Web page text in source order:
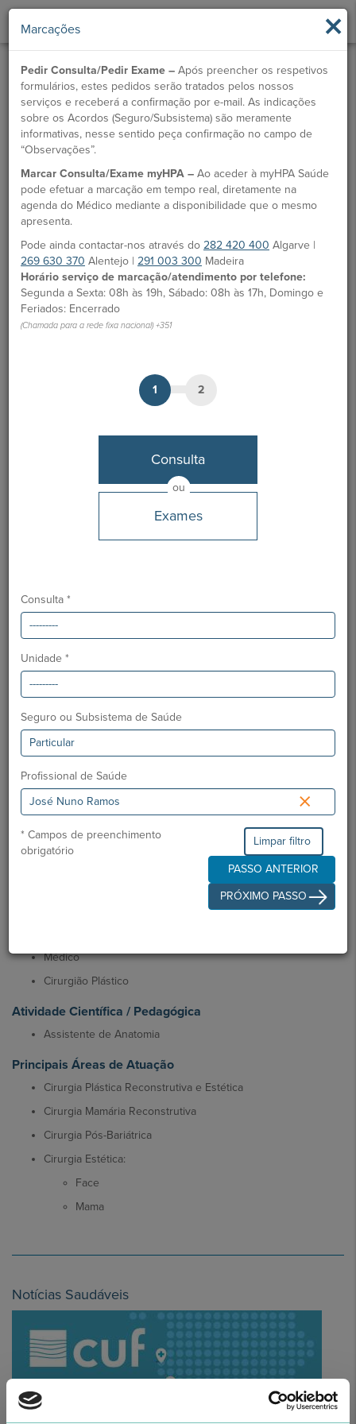
×
Marcações
Pedir Consulta/Pedir Exame – Após preencher os respetivos
formulários, estes pedidos serão tratados pelos nossos
serviços e receberá a confirmação por e-mail. As indicações
sobre os Acordos (Seguro/Subsistema) são meramente
informativas, nesse sentido peça confirmação no campo de
“Observações”.
Marcar Consulta/Exame myHPA – Ao aceder à myHPA Saúde
pode efetuar a marcação em tempo real, diretamente na
agenda do Médico mediante a disponibilidade que o mesmo
apresenta.
Pode ainda contactar-nos através do 282 420 400 Algarve |
269 630 370 Alentejo | 291 003 300 Madeira
Horário serviço de marcação/atendimento por telefone:
Segunda a Sexta: 08h às 19h, Sábado: 08h às 17h, Domingo e
Feriados: Encerrado
(Chamada para a rede fixa nacional) +351
1 2
ou
Consulta
Exames
Consulta *
Unidade *
Seguro ou Subsistema de Saúde
Profissional de Saúde
×
* Campos de preenchimento
obrigatório
Limpar filtro
PASSO ANTERIOR
PRÓXIMO PASSO
Dr. José Nuno Ramos
MARCAÇÃO
Hospital CUF Alvor
Clínica CUF S. Gonçalo - Lagos
Clínica CUF Guia - AlgarveShopping
Línguas
Português e Inglês
Julho 2015
Ordem dos Médicos:
Cirurgia Plástica, Reconstrutiva E Estética
Formação Académica
Médico
Cirurgião Plástico
Atividade Científica / Pedagógica
Assistente de Anatomia
Principais Áreas de Atuação
Cirurgia Plástica Reconstrutiva e Estética
Cirurgia Mamária Reconstrutiva
Cirurgia Pós-Bariátrica
Cirurgia Estética:
Face
Mama
Notícias Saudáveis